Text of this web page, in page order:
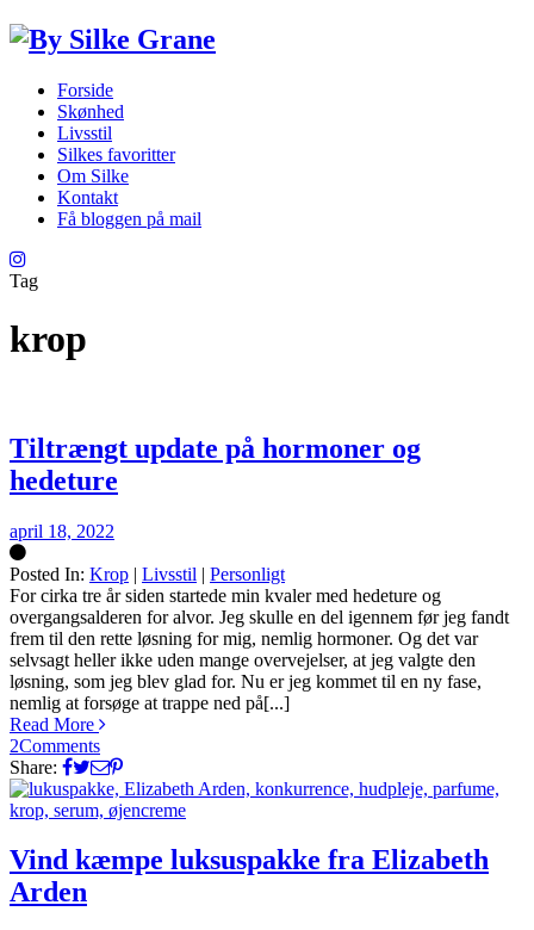
Forside
Skønhed
Livsstil
Silkes favoritter
Om Silke
Kontakt
Få bloggen på mail
Tag
krop
Tiltrængt update på hormoner og
hedeture
april 18, 2022
Posted In: Krop | Livsstil | Personligt
Silke
For cirka tre år siden startede min kvaler med hedeture og
overgangsalderen for alvor. Jeg skulle en del igennem før jeg fandt
frem til den rette løsning for mig, nemlig hormoner. Og det var
selvsagt heller ikke uden mange overvejelser, at jeg valgte den
løsning, som jeg blev glad for. Nu er jeg kommet til en ny fase,
nemlig at forsøge at trappe ned på[...]
Read More
2Comments
Share:
Vind kæmpe luksuspakke fra Elizabeth
Arden